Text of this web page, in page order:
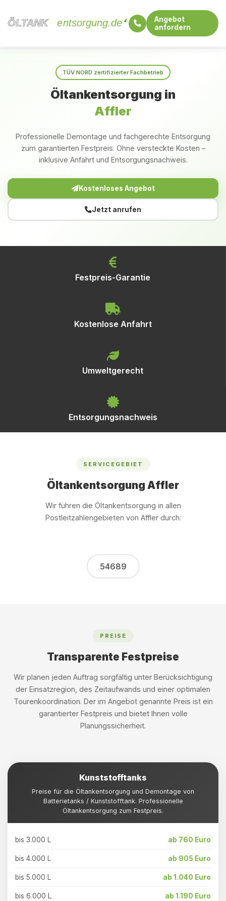
ÖLTANK
ÖLTANK entsorgung.de
Angebot
anfordern
TÜV NORD zertifizierter Fachbetrieb
Öltankentsorgung in
Affler
Professionelle Demontage und fachgerechte Entsorgung
zum garantierten Festpreis. Ohne versteckte Kosten –
inklusive Anfahrt und Entsorgungsnachweis.
Kostenloses Angebot
Jetzt anrufen
Festpreis-Garantie
Kostenlose Anfahrt
Umweltgerecht
Entsorgungsnachweis
SERVICEGEBIET
Öltankentsorgung Affler
Wir führen die Öltankentsorgung in allen
Postleitzahlengebieten von Affler durch:
54689
PREISE
Transparente Festpreise
Wir planen jeden Auftrag sorgfältig unter Berücksichtigung
der Einsatzregion, des Zeitaufwands und einer optimalen
Tourenkoordination. Der im Angebot genannte Preis ist ein
garantierter Festpreis und bietet Ihnen volle
Planungssicherheit.
Kunststofftanks
Preise für die Öltankentsorgung und Demontage von
Batterietanks / Kunststofftank. Professionelle
Öltankentsorgung zum Festpreis.
bis 3.000 L ab 760 Euro
bis 4.000 L ab 905 Euro
bis 5.000 L ab 1.040 Euro
bis 6.000 L ab 1.190 Euro